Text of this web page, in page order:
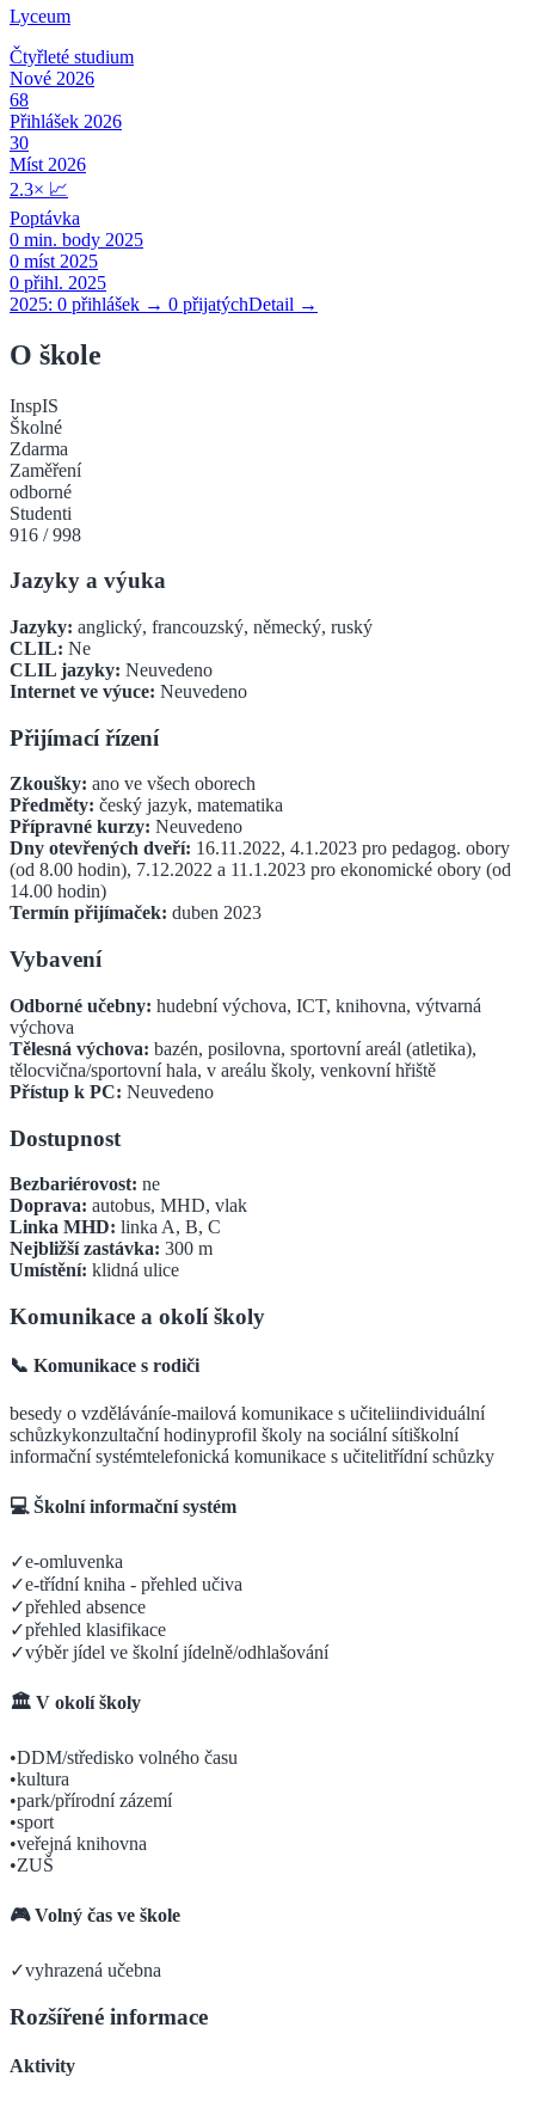
Lyceum
Čtyřleté studium
Nové 2026
68
Přihlášek 2026
30
Míst 2026
2.3× 📈
Poptávka
0 min. body 2025
0 míst 2025
0 přihl. 2025
2025: 0 přihlášek → 0 přijatýchDetail →
O škole
InspIS
Školné
Zdarma
Zaměření
odborné
Studenti
916 /998
Jazyky a výuka
Jazyky: anglický, francouzský, německý, ruský
CLIL: Ne
CLIL jazyky: Neuvedeno
Internet ve výuce: Neuvedeno
Přijímací řízení
Zkoušky: ano ve všech oborech
Předměty: český jazyk, matematika
Přípravné kurzy: Neuvedeno
Dny otevřených dveří: 16.11.2022, 4.1.2023 pro pedagog. obory
(od 8.00 hodin), 7.12.2022 a 11.1.2023 pro ekonomické obory (od
14.00 hodin)
Termín přijímaček: duben 2023
Vybavení
Odborné učebny: hudební výchova, ICT, knihovna, výtvarná
výchova
Tělesná výchova: bazén, posilovna, sportovní areál (atletika),
tělocvična/sportovní hala, v areálu školy, venkovní hřiště
Přístup k PC: Neuvedeno
Dostupnost
Bezbariérovost: ne
Doprava: autobus, MHD, vlak
Linka MHD: linka A, B, C
Nejbližší zastávka: 300 m
Umístění: klidná ulice
Komunikace a okolí školy
📞 Komunikace s rodiči
besedy o vzděláváníe-mailová komunikace s učiteliindividuální
schůzkykonzultační hodinyprofil školy na sociální sítiškolní
informační systémtelefonická komunikace s učitelitřídní schůzky
💻 Školní informační systém
✓e-omluvenka
✓e-třídní kniha - přehled učiva
✓přehled absence
✓přehled klasifikace
✓výběr jídel ve školní jídelně/odhlašování
🏛️ V okolí školy
•DDM/středisko volného času
•kultura
•park/přírodní zázemí
•sport
•veřejná knihovna
•ZUŠ
🎮 Volný čas ve škole
✓vyhrazená učebna
Rozšířené informace
Aktivity